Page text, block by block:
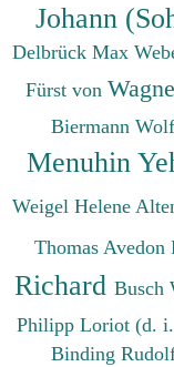
Johann
Delbrück Max
Fürst von
Biermann Wolf
Menuhin
Weigel Helene
Thomas Avedon
Richard Busch
Philipp Loriot (d.
Binding